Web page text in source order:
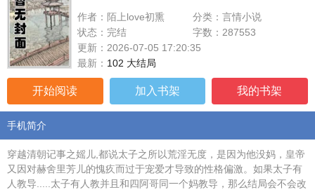
作者：陌上love初熏
分类：言情小说
状态：完结
字数：287553
更新：2026-07-05 17:20:35
最新： 102 大结局
开始阅读 加入书架 我的书架
手机简介
穿越清朝记事之媱儿,都说太子之所以荒淫无度，是因为他没妈，皇帝
又因对赫舍里芳儿的愧疚而过于宠爱才导致的性格偏激。如果太子有
人教导.....太子有人教并且和四阿哥同一个妈教导，那么结局会不会改